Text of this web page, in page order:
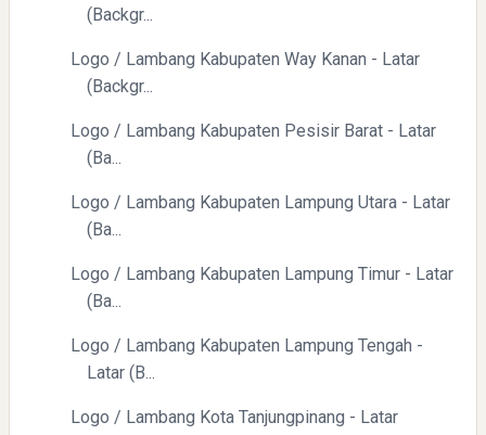
(Backgr...
Logo / Lambang Kabupaten Way Kanan - Latar
(Backgr...
Logo / Lambang Kabupaten Pesisir Barat - Latar
(Ba...
Logo / Lambang Kabupaten Lampung Utara - Latar
(Ba...
Logo / Lambang Kabupaten Lampung Timur - Latar
(Ba...
Logo / Lambang Kabupaten Lampung Tengah -
Latar (B...
Logo / Lambang Kota Tanjungpinang - Latar